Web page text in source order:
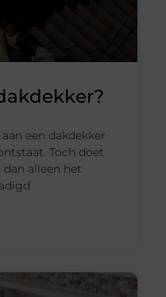
een dakdekker
Toch doet
dan alleen het